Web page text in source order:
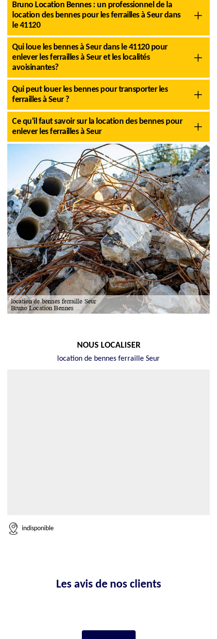
Bruno Location Bennes : un professionnel de la
location des bennes pour les ferrailles à Seur dans
le 41120
Qui loue les bennes à Seur dans le 41120 pour
enlever les ferrailles à Seur et les localités
avoisinantes?
Qui peut louer les bennes pour transporter les
ferrailles à Seur ?
Ce qu'il faut savoir sur la location des bennes pour
enlever les ferrailles à Seur
NOUS LOCALISER
location de bennes ferraille Seur
indisponible
Les avis de nos clients